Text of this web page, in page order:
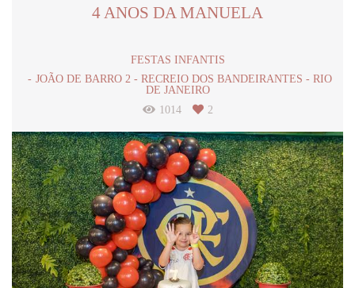
4 ANOS DA MANUELA
FESTAS INFANTIS
JOÃO DE BARRO 2 - RECREIO DOS BANDEIRANTES - RIO
DE JANEIRO
1014
2